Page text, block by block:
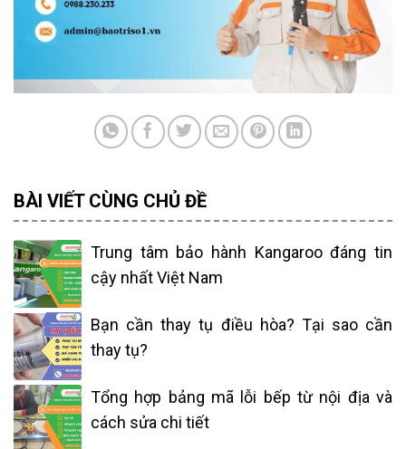
BÀI VIẾT CÙNG CHỦ ĐỀ
Trung tâm bảo hành Kangaroo đáng tin
cậy nhất Việt Nam
Bạn cần thay tụ điều hòa? Tại sao cần
thay tụ?
Tổng hợp bảng mã lỗi bếp từ nội địa và
cách sửa chi tiết